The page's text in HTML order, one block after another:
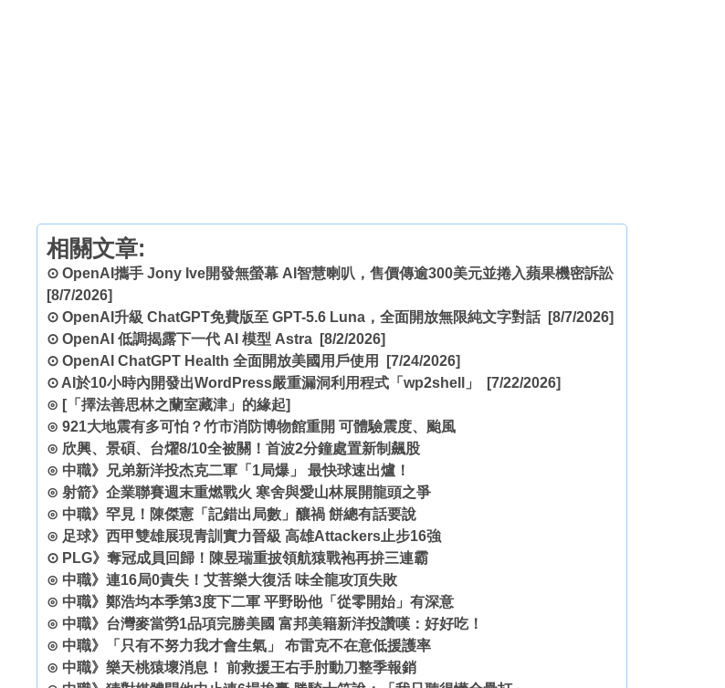
相關文章:
⊙ OpenAI攜手 Jony Ive開發無螢幕 AI智慧喇叭，售價傳逾300美元並捲入蘋果機密訴訟
[8/7/2026]
⊙ OpenAI升級 ChatGPT免費版至 GPT-5.6 Luna，全面開放無限純文字對話[8/7/2026]
⊙ OpenAI 低調揭露下一代 AI 模型 Astra [8/2/2026]
⊙ OpenAI ChatGPT Health 全面開放美國用戶使用
[7/24/2026]
⊙ AI於10小時內開發出WordPress嚴重漏洞利用程式「wp2shell」
[7/22/2026]
⊙ [「擇法善思林之蘭室藏津」的緣起]
⊙ 921大地震有多可怕？竹市消防博物館重開 可體驗震度、颱風
⊙ 欣興、景碩、台燿8/10全被關！首波2分鐘處置新制飆股
⊙ 中職》兄弟新洋投杰克二軍「1局爆」 最快球速出爐！
⊙ 射箭》企業聯賽週末重燃戰火 寒舍與愛山林展開龍頭之爭
⊙ 中職》罕見！陳傑憲「記錯出局數」釀禍 餅總有話要說
⊙ 足球》西甲雙雄展現青訓實力晉級 高雄Attackers止步16強
⊙ PLG》奪冠成員回歸！陳昱瑞重披領航猿戰袍再拚三連霸
⊙ 中職》連16局0責失！艾菩樂大復活 味全龍攻頂失敗
⊙ 中職》鄭浩均本季第3度下二軍 平野盼他「從零開始」有深意
⊙ 中職》台灣麥當勞1品項完勝美國 富邦美籍新洋投讚嘆：好好吃！
⊙ 中職》「只有不努力我才會生氣」 布雷克不在意低援護率
⊙ 中職》樂天桃猿壞消息！ 前救援王右手肘動刀整季報銷